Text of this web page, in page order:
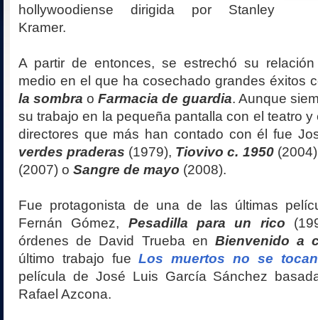
hollywoodiense dirigida por Stanley
Kramer.
A partir de entonces, se estrechó su
medio en el que ha cosechado grandes éxitos
la sombra oFarmacia de guardia. Aunque
su trabajo en la pequeña pantalla con el teatro
directores que más han contado con él fue
verdes praderas (1979), Tiovivo c. 1950
(2007) o Sangre de mayo (2008).
Fue protagonista de una de las últimas
Fernán Gómez, Pesadilla para un rico
órdenes de David Trueba en Bienvenido a
último trabajo fueLos muertos no se
película de José Luis García Sánchez
Rafael Azcona.